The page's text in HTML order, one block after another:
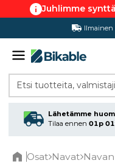
Juhlimme
Ilmainen
Etsi tuotteita,
Lähetämme
Tilaa ennen 01p
Osat Navat